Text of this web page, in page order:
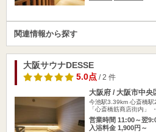
関連情報から探す
大阪サウナDESSE
5.0点/ 2 件
大阪府 / 大阪市中央
今池駅3.39km 心斎橋駅
「心斎橋筋商店街内」
営業時間 11:00～翌
入浴料金 1,900円～